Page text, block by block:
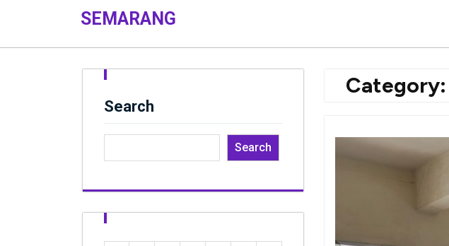
SEMARANG
Category:
Search
Search